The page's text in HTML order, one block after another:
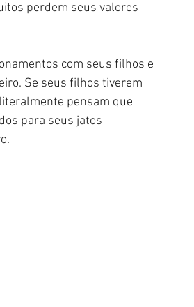
perdem seus valores
com seus filhos e
Se seus filhos tiverem
pensam que
para seus jatos